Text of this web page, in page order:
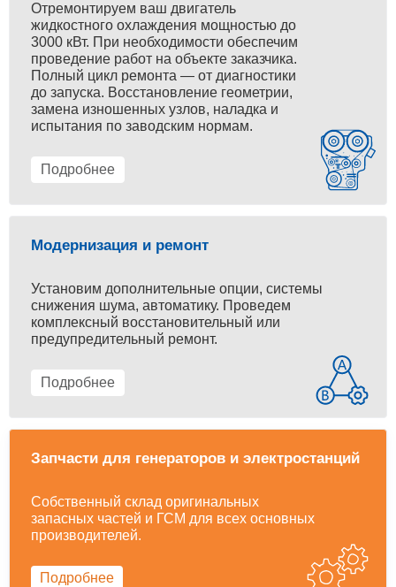
Отремонтируем ваш двигатель
жидкостного охлаждения мощностью до
3000 кВт. При необходимости обеспечим
проведение работ на объекте заказчика.
Полный цикл ремонта — от диагностики
до запуска. Восстановление геометрии,
замена изношенных узлов, наладка и
испытания по заводским нормам.
Подробнее
Модернизация и ремонт
Установим дополнительные опции, системы
снижения шума, автоматику. Проведем
комплексный восстановительный или
предупредительный ремонт.
Подробнее
Запчасти для генераторов и электростанций
Собственный склад оригинальных
запасных частей и ГСМ для всех основных
производителей.
Подробнее